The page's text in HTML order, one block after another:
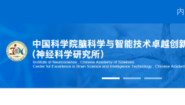
High-dimensional
organization of visual
primate temporal
在另外数据表中